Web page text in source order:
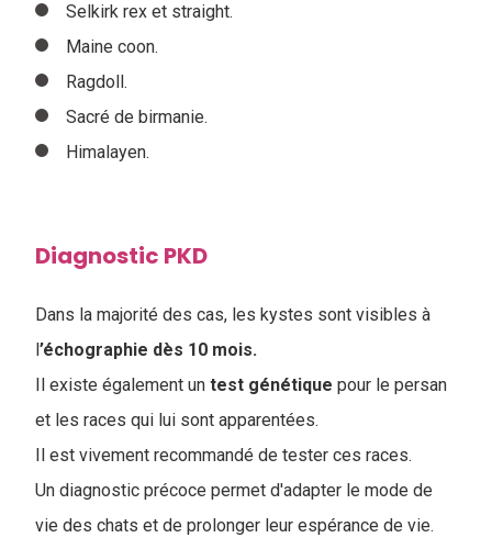
Selkirk rex et straight.
Maine coon.
Ragdoll.
Sacré de birmanie.
Himalayen.
Diagnostic PKD
Dans la majorité des cas, les kystes sont visibles à
l’échographie dès 10 mois.
Il existe également un test génétique pour le persan
et les races qui lui sont apparentées.
Il est vivement recommandé de tester ces races.
Un diagnostic précoce permet d'adapter le mode de
vie des chats et de prolonger leur espérance de vie.